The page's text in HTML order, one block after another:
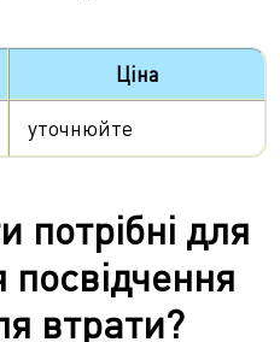
Ціна
уточнюйте
потрібні для
посвідчення
втрати?